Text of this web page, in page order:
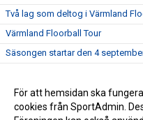
Två lag som deltog i Värmland
Värmland Floorball Tour
Säsongen startar den 4
Innebandy Flex - en motionsform
Innebandy Flex. En motionsform
För att hemsidan ska
cookies från SportAdmin.